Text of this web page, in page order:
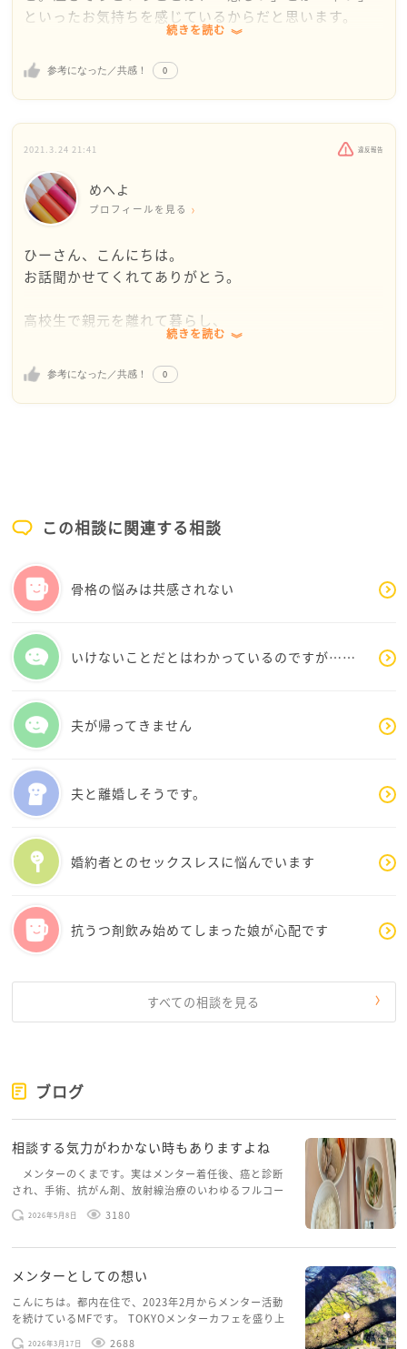
といったお気持ちを感じているからだと思います。
家でのお姉さんとの関係、バイトなど周りの環境に影
響されてしまうことは多々ありますよね。
このような中、ひーさんは、どのような日々を過ごし
たいと思いますか？ひーさんご自身が、どのように思
うのか、感じるのかが重要です。
私も毎日、周りの環境に影響されてしまうことばかり
ですが、「自分は一体どうしたいのか、どういう状況
切にすることで、少しづつですが、周りに影響される
ことなく、自分を大切にできるようになってきていま
ひーさんの行き場、居場所は必ずあります。
ご自身が感じることを大切に、自分の意見を言った
り、自分が心地よい方向を選んでみたり…。
続きを読む
参考になった／共感！ 0
2021.3.24 21:41 違反報告
めへよ
プロフィールを見る
ひーさん、こんにちは。
お話聞かせてくれてありがとう。
高校生で親元を離れて暮らし、
厳しい部活をがんばり、
すでに社会に出て自分で稼いでいる
涙がこぼれそうになるということは、
このままじゃムリかも、
と自分の心が必死にメッセージを出しているのかもし
ひーさんは毎日本当にがんばっているんだから、
エクレアとか好きなものを食べたり
なんだろう、何をするのが好きかな。
何でもいいので自分がただ好きなことをする時間をつ
くって、
自分を大切にしてほしいです。
ちなみに私は30代の社会人ですが、
未だに嫌なことがあるとふてくされて寝ています。
金曜日には１週間のストレスを発散すべく、
フライドポテトのバケツサイズを一気食いしたりして
大人に見える人だってこんなものですから、
またいつでもお話聞かせてくださいね。
続きを読む
参考になった／共感！ 0
この相談に関連する相談
骨格の悩みは共感されない
いけないことだとはわかっているのですが……
夫が帰ってきません
夫と離婚しそうです。
婚約者とのセックスレスに悩んでいます
抗うつ剤飲み始めてしまった娘が心配です
すべての相談を見る
ブログ
相談する気力がわかない時もありますよね
メンターのくまです。実はメンター着任後、癌と診断
され、手術、抗がん剤、放射線治療のいわゆるフルコー
スを体験していて、しばらくメンターカフェに来られて
いませんでした。体力だけでなく、気力も落ちパソコン
2026年5月8日 3180
メンターとしての想い
こんにちは。都内在住で、2023年2月からメンター活動
を続けているMFです。 TOKYOメンターカフェを盛り上
げたいという想いから、勇気を出して初めてブログを投
2026年3月17日 2688